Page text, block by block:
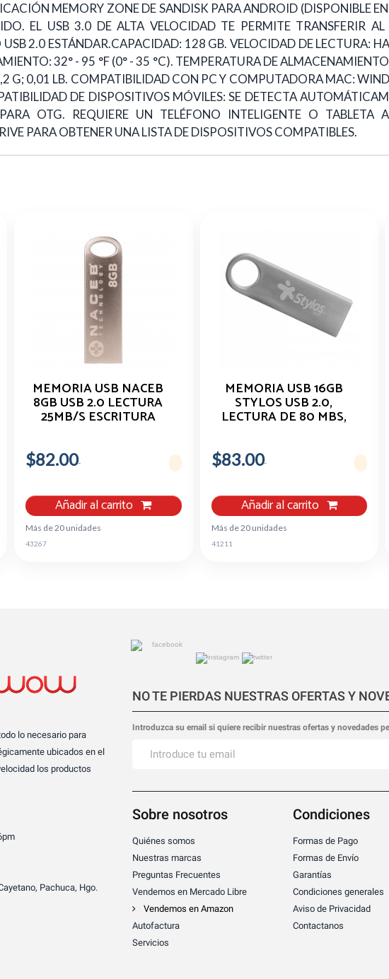
MEMORY ZONE DE SANDISK PARA ANDROID (DISPONIBLE
EL USB 3.0 DE ALTA VELOCIDAD TE PERMITE TRANSFERIR
2.0 ESTÁNDAR.CAPACIDAD: 128 GB. VELOCIDAD DE LECTURA:
32° - 95 °F (0° - 35 °C). TEMPERATURA DE
G; 0,01 LB. COMPATIBILIDAD CON PC Y COMPUTADORA MAC:
DE DISPOSITIVOS MÓVILES: SE DETECTA
OTG. REQUIERE UN TELÉFONO INTELIGENTE O
PARA OBTENER UNA LISTA DE DISPOSITIVOS COMPATIBLES.
MEMORIA USB NACEB
8GB USB 2.0 LECTURA
25MB/S ESCRITURA
$82.00
Añadir al carrito
Más de 20 unidades
43267
MEMORIA USB 16GB
STYLOS USB 2.0,
LECTURA DE 80 MBS,
$83.00
Añadir al carrito
Más de 20 unidades
41211
lo necesario para
ubicados en el
los productos
Pachuca, Hgo.
NO TE PIERDAS NUESTRAS OFERTAS Y
Introduzca su email si quiere recibir nuestras ofertas y novedades
Sobre nosotros
Quiénes somos
Nuestras marcas
Preguntas Frecuentes
Vendemos en Mercado Libre
Vendemos en Amazon
Autofactura
Servicios
Condiciones
Formas de Pago
Formas de Envío
Garantías
Condiciones generales
Aviso de Privacidad
Contactanos